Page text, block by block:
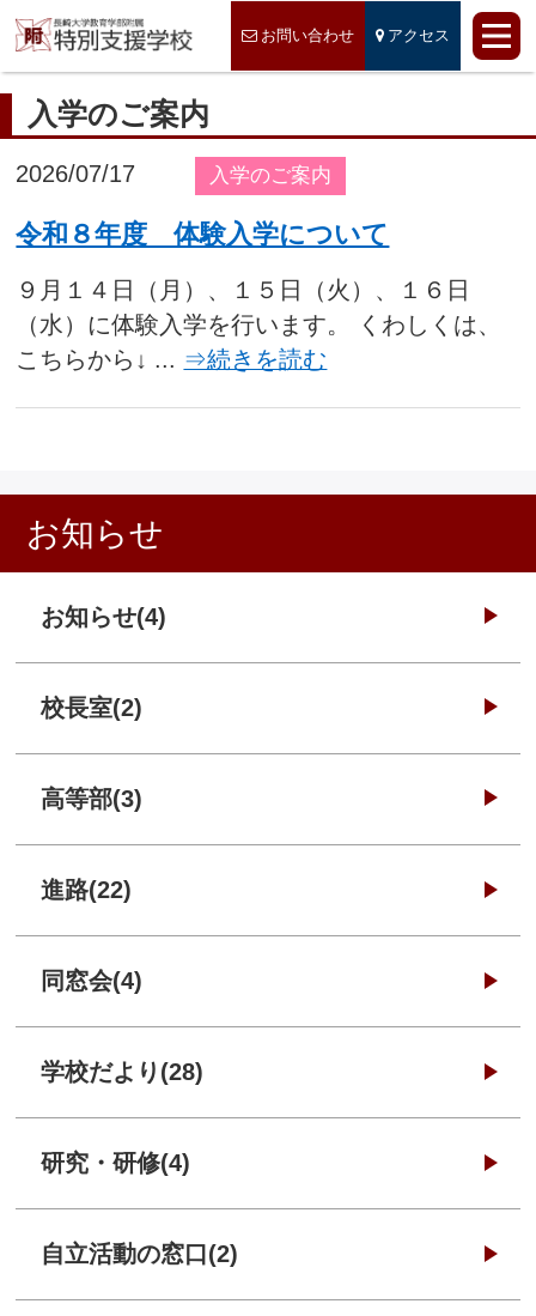
お問い合わせ アクセス
入学のご案内
2026/07/17 入学のご案内
令和８年度 体験入学について
９月１４日（月）、１５日（火）、１６日
（水）に体験入学を行います。 くわしくは、
こちらから↓ ... ⇒続きを読む
お知らせ
お知らせ(4)
校長室(2)
高等部(3)
進路(22)
同窓会(4)
学校だより(28)
研究・研修(4)
自立活動の窓口(2)